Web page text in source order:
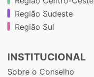
Região Sudeste
Região Sul
INSTITUCIONAL
Sobre o Conselho